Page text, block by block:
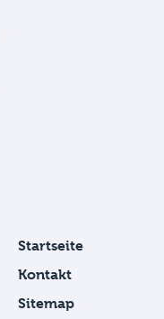
Startseite
Kontakt
Sitemap